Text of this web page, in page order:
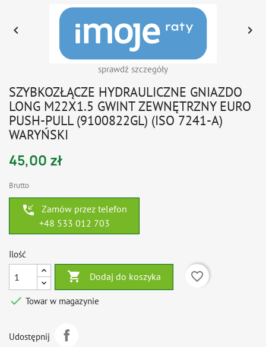
sprawdź szczegóły
 
SZYBKOZŁĄCZE HYDRAULICZNE GNIAZDO
LONG M22X1.5 GWINT ZEWNĘTRZNY EURO
PUSH-PULL (9100822GL) (ISO 7241-A)
WARYŃSKI
45,00 zł
Brutto
phone_callback
Zamów przez telefon
+48 533 012 703
Ilość
 Dodaj do koszyka
favorite_border
 Towar w magazynie
Udostępnij